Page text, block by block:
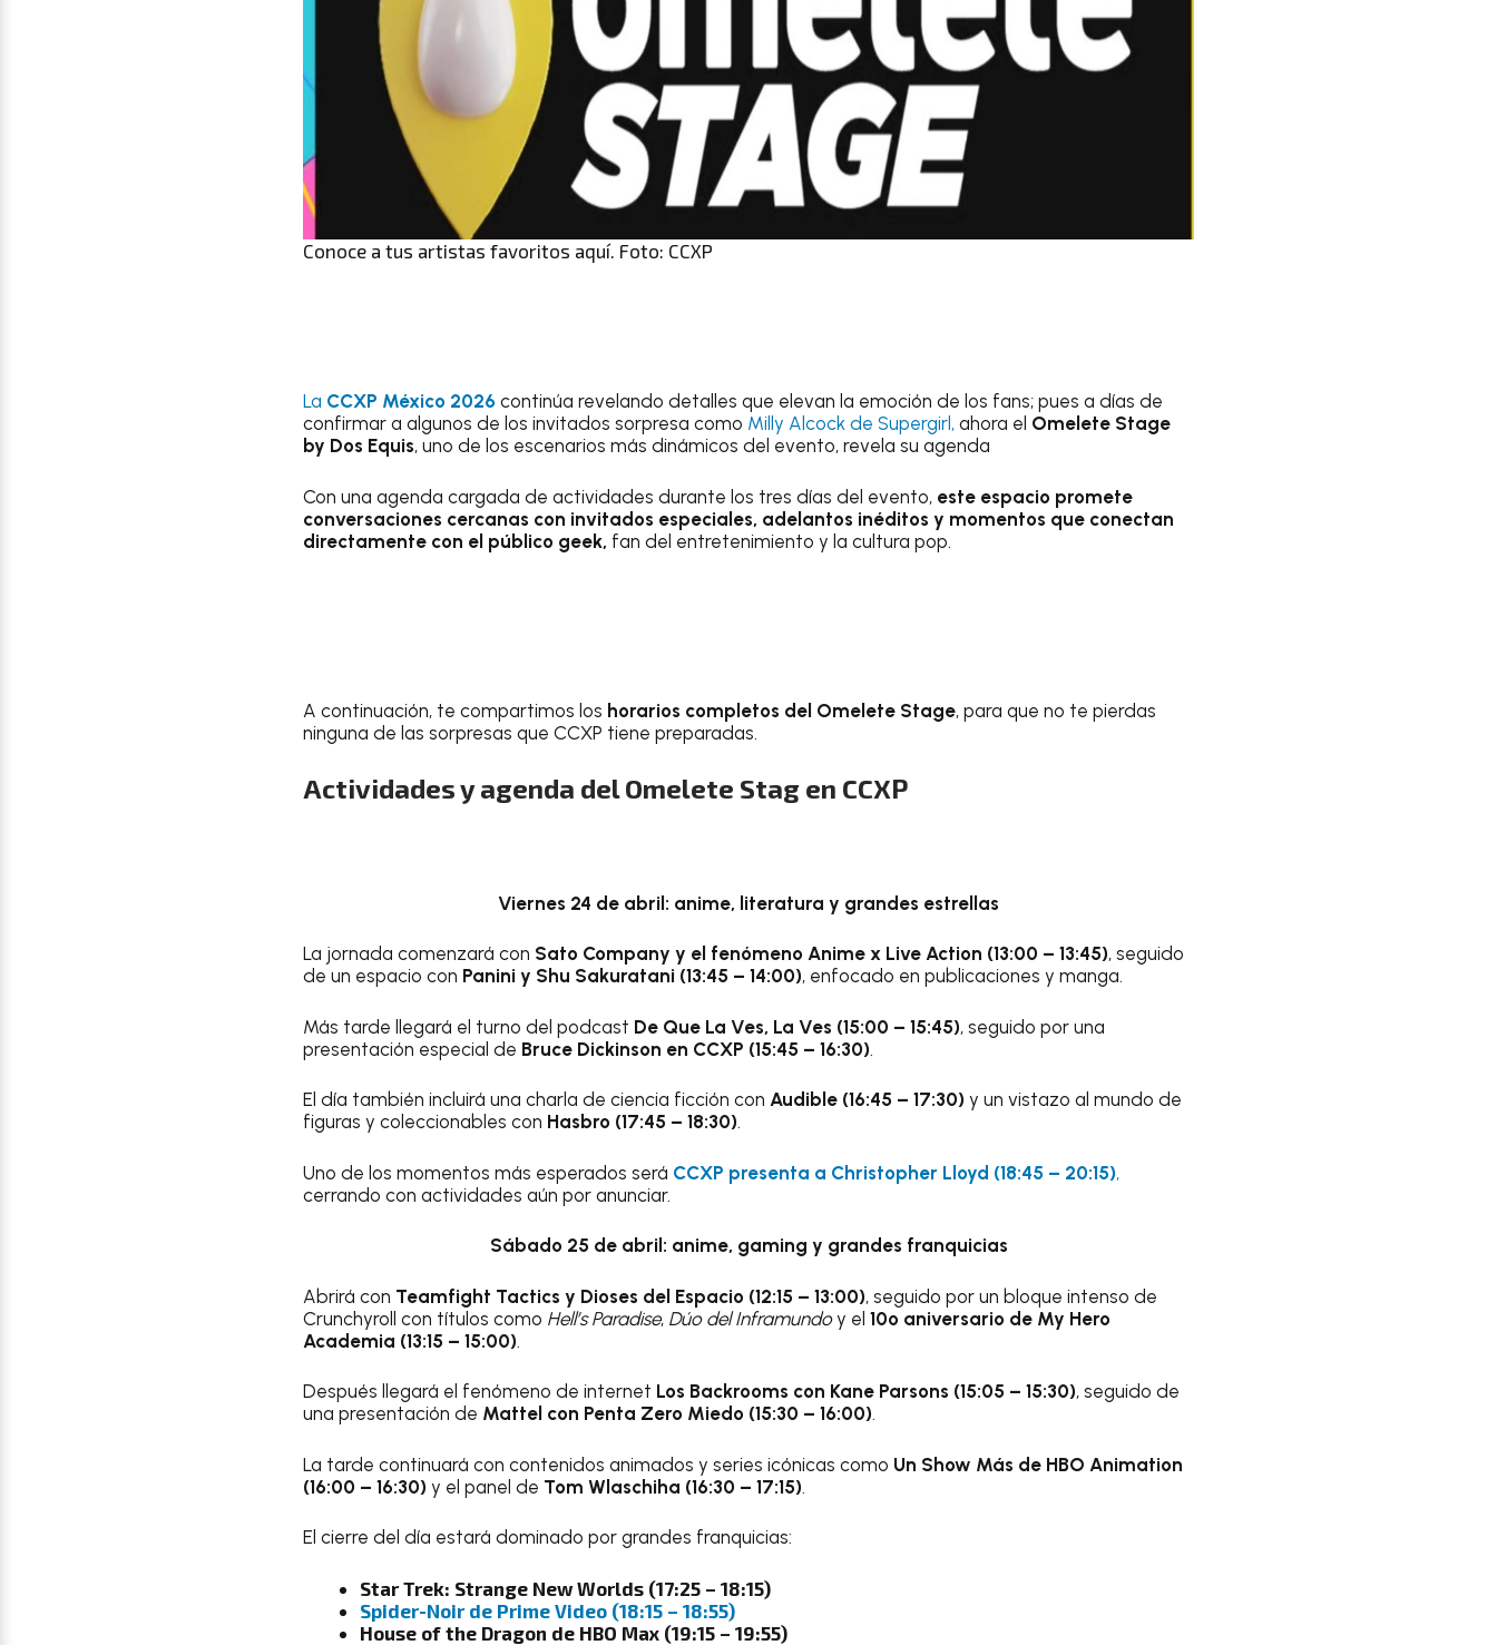
Conoce a tus artistas favoritos aquí. Foto: CCXP
La CCXP México 2026 continúa revelando detalles que elevan la emoción de los fans; pues a días de
confirmar a algunos de los invitados sorpresa como Milly Alcock de Supergirl, ahora el Omelete Stage
by Dos Equis, uno de los escenarios más dinámicos del evento, revela su agenda
Con una agenda cargada de actividades durante los tres días del evento, este espacio promete
conversaciones cercanas con invitados especiales, adelantos inéditos y momentos que conectan
directamente con el público geek, fan del entretenimiento y la cultura pop.
A continuación, te compartimos los horarios completos del Omelete Stage, para que no te pierdas
ninguna de las sorpresas que CCXP tiene preparadas.
Actividades y agenda del Omelete Stag en CCXP
Viernes 24 de abril: anime, literatura y grandes estrellas
La jornada comenzará con Sato Company y el fenómeno Anime x Live Action (13:00 – 13:45), seguido
de un espacio con Panini y Shu Sakuratani (13:45 – 14:00), enfocado en publicaciones y manga.
Más tarde llegará el turno del podcast De Que La Ves, La Ves (15:00 – 15:45), seguido por una
presentación especial de Bruce Dickinson en CCXP (15:45 – 16:30).
El día también incluirá una charla de ciencia ficción con Audible (16:45 – 17:30) y un vistazo al mundo de
figuras y coleccionables con Hasbro (17:45 – 18:30).
Uno de los momentos más esperados será CCXP presenta a Christopher Lloyd (18:45 – 20:15),
cerrando con actividades aún por anunciar.
Sábado 25 de abril: anime, gaming y grandes franquicias
Abrirá con Teamfight Tactics y Dioses del Espacio (12:15 – 13:00), seguido por un bloque intenso de
Crunchyroll con títulos como Hell’s Paradise, Dúo del Inframundoy el 10º aniversario de My Hero
Academia (13:15 – 15:00).
Después llegará el fenómeno de internet Los Backrooms con Kane Parsons (15:05 – 15:30), seguido de
una presentación de Mattel con Penta Zero Miedo (15:30 – 16:00).
La tarde continuará con contenidos animados y series icónicas como Un Show Más de HBO Animation
(16:00 – 16:30) y el panel de Tom Wlaschiha (16:30 – 17:15).
El cierre del día estará dominado por grandes franquicias:
Star Trek: Strange New Worlds (17:25 – 18:15)
Spider-Noir de Prime Video (18:15 – 18:55)
House of the Dragon de HBO Max (19:15 – 19:55)